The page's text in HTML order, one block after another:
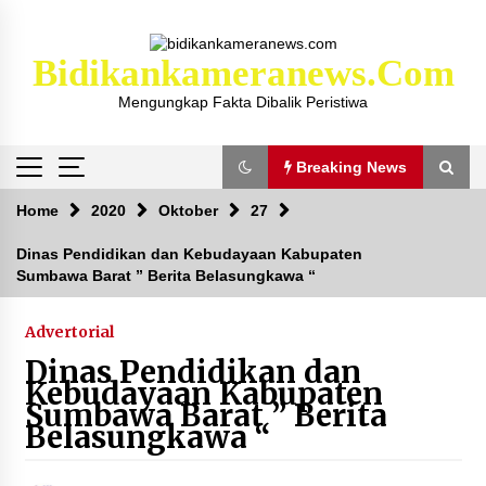
Bidikankameranews.com
Mengungkap Fakta Dibalik Peristiwa
Breaking News
Breaking News
Kejaksaan KSB Mulai Lidik Mafia Tanah Desa
Sekongkang Bawah
2 tahun ago
Laporan Dugaan Pencabulan di Desa Sepayung
Kec. Plampang, Polres Sumbawa Pastikan
Proses Penyelidikan Berjalan Maksimal
4 minggu ago
Home 2020 Oktober 27
Dinas Pendidikan dan Kebudayaan Kabupaten
Sumbawa Barat ” Berita Belasungkawa “
Advertorial
Dinas Pendidikan dan
Kebudayaan Kabupaten
Sumbawa Barat ” Berita
Belasungkawa “